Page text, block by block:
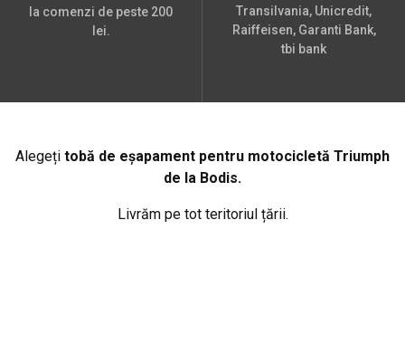
la comenzi de peste 200
lei.
Transilvania, Unicredit,
Raiffeisen, Garanti Bank,
tbi bank
Alegeți tobă de eșapament pentru motocicletă Triumph
de la Bodis.
Livrăm pe tot teritoriul țării.